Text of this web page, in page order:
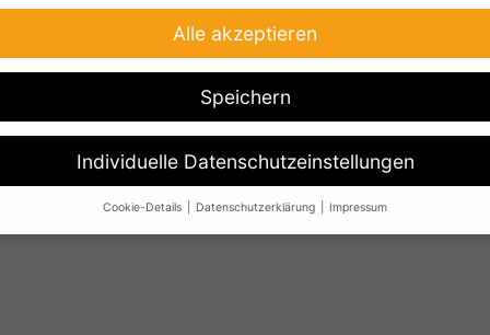
Alle akzeptieren
Speichern
Individuelle Datenschutzeinstellungen
Cookie-Details Datenschutzerklärung Impressum
Datenschutzeinstellungen